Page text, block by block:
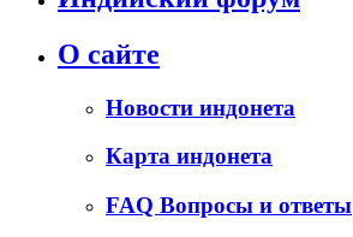
О сайте
Новости индонета
Карта индонета
FAQ Вопросы и ответы